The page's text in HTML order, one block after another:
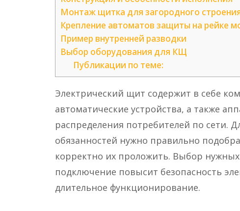
Монтаж щитка для загородного
Крепление автоматов защиты на рейке
Пример внутренней разводки
Выбор оборудования для КЩ
Публикации по теме:
Электрический щит содержит в себе
автоматические устройства, а также
распределения потребителей по сети.
обязанностей нужно правильно
корректно их проложить. Выбор
подключение повысит безопасность
длительное функционирование.